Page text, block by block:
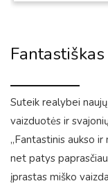
Suteik realybei
vaizduotės ir
„Fantastinis aukso
net patys
įprastas miško